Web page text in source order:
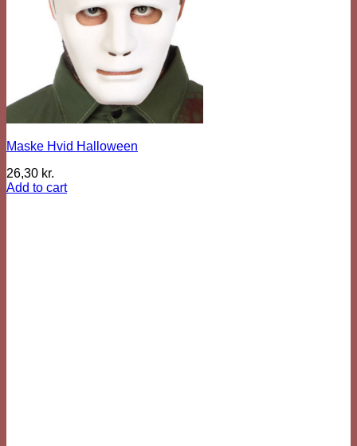
Maske Hvid Halloween
26,30 kr.
Add to cart